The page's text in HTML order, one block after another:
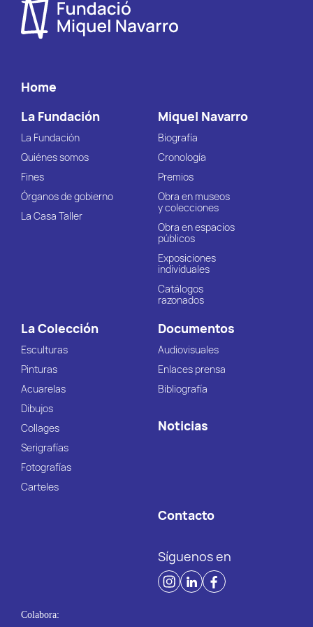
Home
La Fundación
La Fundación
Quiénes somos
Fines
Órganos de gobierno
La Casa Taller
Miquel Navarro
Biografía
Cronología
Premios
Obra en museos
y colecciones
Obra en espacios
públicos
Exposiciones
individuales
Catálogos
razonados
La Colección
Esculturas
Pinturas
Acuarelas
Dibujos
Collages
Serigrafías
Fotografías
Carteles
Documentos
Audiovisuales
Enlaces prensa
Bibliografía
Noticias
Contacto
Síguenos en